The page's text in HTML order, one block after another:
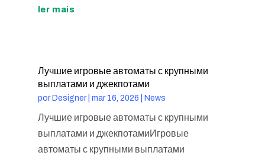
ler mais
Лучшие игровые автоматы с крупными
выплатами и джекпотами
por Designer| mar 16, 2026 News
Лучшие игровые автоматы с крупными
выплатами и джекпотамиИгровые
автоматы с крупными выплатами